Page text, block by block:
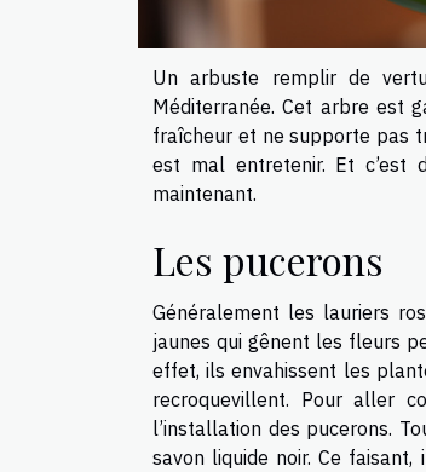
Un arbuste remplir de
Méditerranée. Cet arbre est
fraîcheur et ne supporte pas
est mal entretenir. Et c’est
maintenant.
Les pucerons
Généralement les lauriers
jaunes qui gênent les fleurs
effet, ils envahissent les
recroquevillent. Pour aller
l’installation des pucerons.
savon liquide noir. Ce